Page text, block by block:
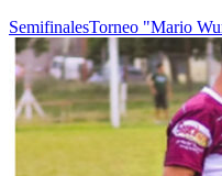
SemifinalesTorneo "Mario